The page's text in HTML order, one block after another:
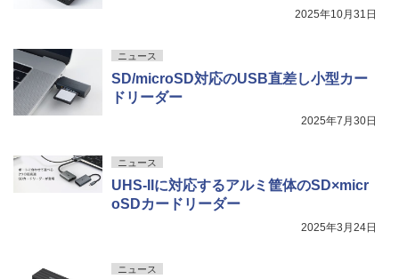
2025年10月31日
ニュース
SD/microSD対応のUSB直差し小型カー
ドリーダー
2025年7月30日
ニュース
UHS-IIに対応するアルミ筐体のSD×micr
oSDカードリーダー
2025年3月24日
ニュース